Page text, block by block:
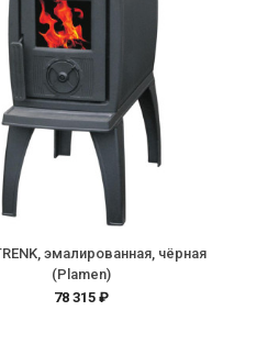
эмалированная, чёрная
(Plamen)
78 315 ₽